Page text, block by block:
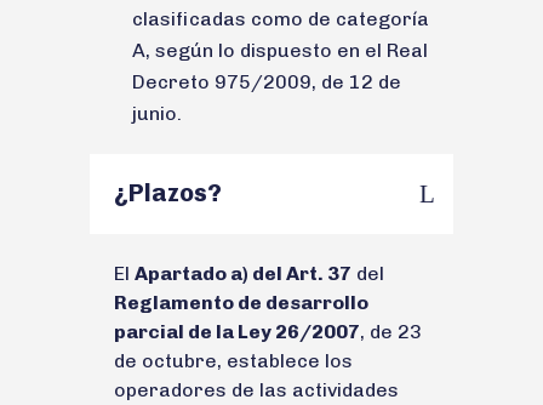
clasificadas como de categoría
A, según lo dispuesto en el Real
Decreto 975/2009, de 12 de
junio.
¿Plazos?
El Apartado a) del Art. 37 del
Reglamento de desarrollo
parcial de la Ley 26/2007, de 23
de octubre, establece los
operadores de las actividades